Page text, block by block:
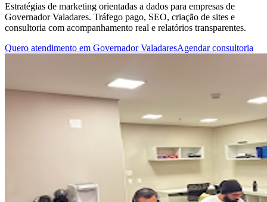
Estratégias de marketing orientadas a dados para empresas de
Governador Valadares. Tráfego pago, SEO, criação de sites e
consultoria com acompanhamento real e relatórios transparentes.
Quero atendimento em Governador ValadaresAgendar consultoria